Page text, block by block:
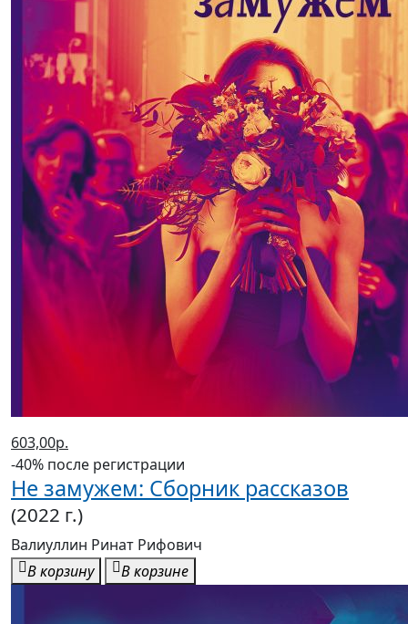
603,00р.
-40% после регистрации
Не замужем: Сборник рассказов
(2022 г.)
Валиуллин Ринат Рифович
В корзину
В корзине